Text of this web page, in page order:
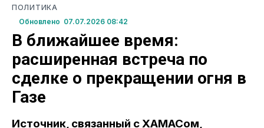
ПОЛИТИКА
Обновлено 07.07.2026 08:42
В ближайшее время:
расширенная встреча по
сделке о прекращении огня в
Газе
Источник, связанный с ХАМАСом,